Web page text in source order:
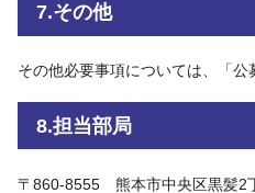
7.その他
その他必要事項については、「公
8.担当部局
〒860-8555 熊本市中央区黒髪2